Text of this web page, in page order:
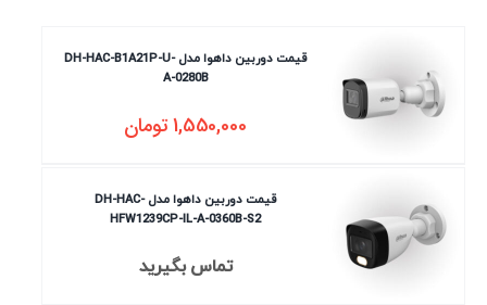
قیمت دوربین داهوا مدل DH-HAC-B1A21P-U-
A-0280B
1,550,000تومان
قیمت دوربین داهوا مدل DH-HAC-
HFW1239CP-IL-A-0360B-S2
تماس بگیرید